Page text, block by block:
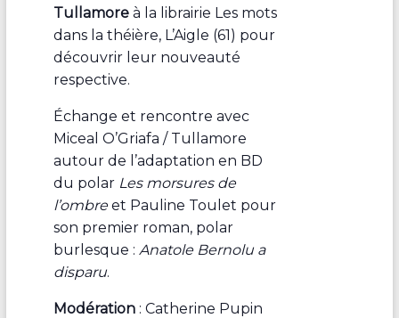
Tullamoreà la librairie Les mots
dans la théière, L’Aigle (61) pour
découvrir leur nouveauté
respective.
Échange et rencontre avec
Miceal O’Griafa / Tullamore
autour de l’adaptation en BD
du polar Les morsures de
l’ombreet Pauline Toulet pour
son premier roman, polar
burlesque : Anatole Bernolu a
disparu.
Modération : Catherine Pupin